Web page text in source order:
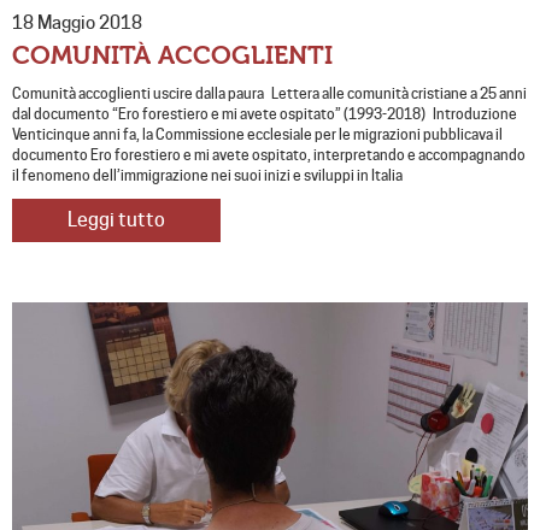
18 Maggio 2018
COMUNITÀ ACCOGLIENTI
Comunità accoglienti uscire dalla paura Lettera alle comunità cristiane a 25 anni
dal documento “Ero forestiero e mi avete ospitato” (1993-2018) Introduzione
Venticinque anni fa, la Commissione ecclesiale per le migrazioni pubblicava il
documento Ero forestiero e mi avete ospitato, interpretando e accompagnando
il fenomeno dell’immigrazione nei suoi inizi e sviluppi in Italia
Leggi tutto